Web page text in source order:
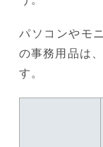
パソコンやモ
の事務用品は
す。